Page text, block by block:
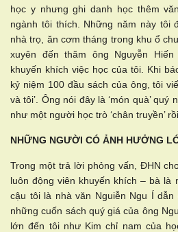
học y nhưng ghi danh học thêm
ngành tôi thích. Những năm này tôi
nhà trọ, ăn cơm tháng trong khu ổ
xuyên đến thăm ông Nguyễn
khuyến khích việc học của tôi. Khi
kỷ niệm 100 đầu sách của ông, tôi
và tôi’. Ông nói đây là ‘món quà’
như một người học trò ‘chân truyền’
NHỮNG NGƯỜI CÓ ẢNH HƯỞNG
Trong một trả lời phỏng vấn, ĐHN
luôn động viên khuyến khích – bà
cậu tôi là nhà văn Nguiễn Ngu Í
những cuốn sách quý giá của ông
lớn đến tôi như Kim chỉ nam của